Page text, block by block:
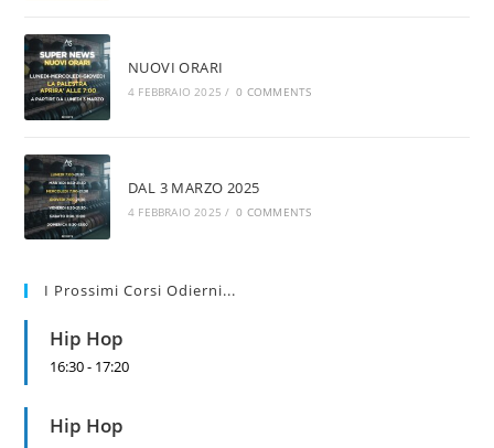
NUOVI ORARI
4 FEBBRAIO 2025 / 0 COMMENTS
DAL 3 MARZO 2025
4 FEBBRAIO 2025 / 0 COMMENTS
I Prossimi Corsi Odierni...
Hip Hop
16:30- 17:20
Hip Hop